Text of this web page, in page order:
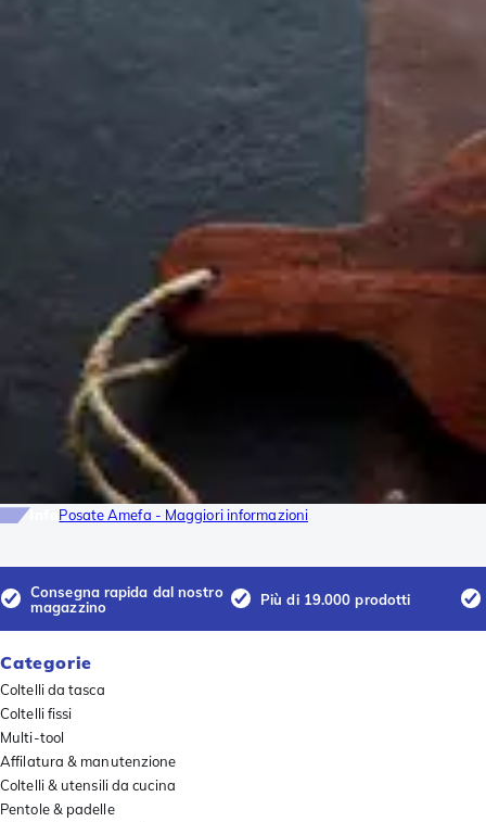
Posate Amefa - Maggiori informazioni
Consegna rapida dal nostro
magazzino
Più di 19.000 prodotti
Categorie
Coltelli da tasca
Coltelli fissi
Multi-tool
Affilatura & manutenzione
Coltelli & utensili da cucina
Pentole & padelle